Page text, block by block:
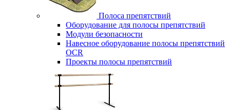
Полоса препятствий
Оборудование для полосы препятствий
Модули безопасности
Навесное оборудование полосы препятствий
OCR
Проекты полосы препятствий